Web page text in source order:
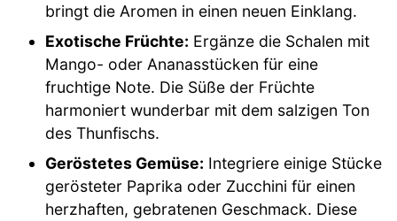
bringt die Aromen in einen neuen Einklang.
Exotische Früchte: Ergänze die Schalen mit
Mango- oder Ananasstücken für eine
fruchtige Note. Die Süße der Früchte
harmoniert wunderbar mit dem salzigen Ton
des Thunfischs.
Geröstetes Gemüse: Integriere einige Stücke
gerösteter Paprika oder Zucchini für einen
herzhaften, gebratenen Geschmack. Diese